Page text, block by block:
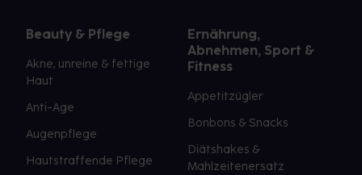
Beauty & Pflege
Akne, unreine & fettige
Haut
Anti-Age
Augenpflege
Hautstraffende Pflege
Ernährung,
Abnehmen, Sport &
Fitness
Appetitzügler
Bonbons & Snacks
Diätshakes &
Mahlzeitenersatz